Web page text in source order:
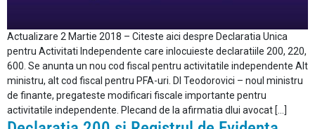
Actualizare 2 Martie 2018 – Citeste aici despre Declaratia Unica
pentru Activitati Independente care inlocuieste declaratiile 200, 220,
600. Se anunta un nou cod fiscal pentru activitatile independente Alt
ministru, alt cod fiscal pentru PFA-uri. Dl Teodorovici – noul ministru
de finante, pregateste modificari fiscale importante pentru
activitatile independente. Plecand de la afirmatia dlui avocat […]